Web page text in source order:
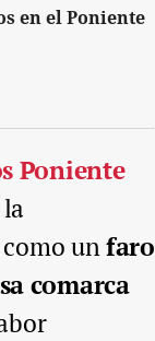
en el Poniente
Poniente
como unfaro
comarca